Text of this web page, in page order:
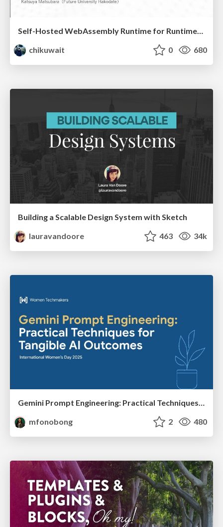
Self-Hosted WebAssembly Runtime for Runtime-Neutral Checkpoint/Restore in Edge–Cloud Continuum
chikuwait
0 680
Building a Scalable Design System with Sketch
lauravandoore
463 34k
Gemini Prompt Engineering: Practical Techniques for Tangible AI Outcomes
mfonobong
2 480